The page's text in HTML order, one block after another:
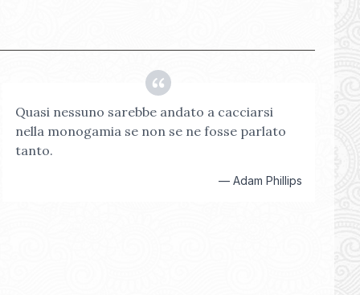
Quasi nessuno sarebbe andato a cacciarsi
nella monogamia se non se ne fosse parlato
tanto.
— Adam Phillips